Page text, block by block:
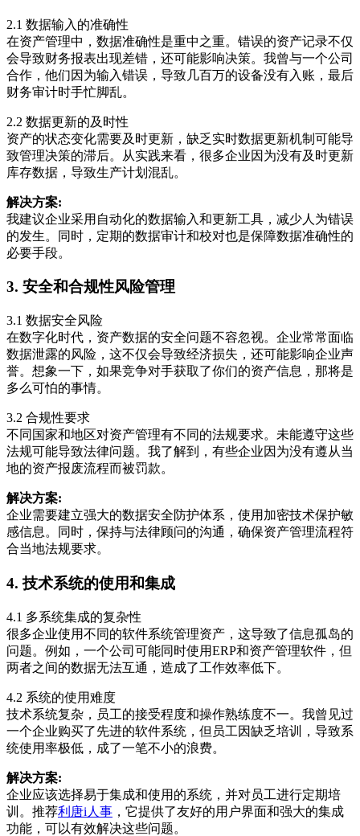
2.1 数据输入的准确性
在资产管理中，数据准确性是重中之重。错误的资产记录不仅
会导致财务报表出现差错，还可能影响决策。我曾与一个公司
合作，他们因为输入错误，导致几百万的设备没有入账，最后
财务审计时手忙脚乱。
2.2 数据更新的及时性
资产的状态变化需要及时更新，缺乏实时数据更新机制可能导
致管理决策的滞后。从实践来看，很多企业因为没有及时更新
库存数据，导致生产计划混乱。
解决方案:
我建议企业采用自动化的数据输入和更新工具，减少人为错误
的发生。同时，定期的数据审计和校对也是保障数据准确性的
必要手段。
3. 安全和合规性风险管理
3.1 数据安全风险
在数字化时代，资产数据的安全问题不容忽视。企业常常面临
数据泄露的风险，这不仅会导致经济损失，还可能影响企业声
誉。想象一下，如果竞争对手获取了你们的资产信息，那将是
多么可怕的事情。
3.2 合规性要求
不同国家和地区对资产管理有不同的法规要求。未能遵守这些
法规可能导致法律问题。我了解到，有些企业因为没有遵从当
地的资产报废流程而被罚款。
解决方案:
企业需要建立强大的数据安全防护体系，使用加密技术保护敏
感信息。同时，保持与法律顾问的沟通，确保资产管理流程符
合当地法规要求。
4. 技术系统的使用和集成
4.1 多系统集成的复杂性
很多企业使用不同的软件系统管理资产，这导致了信息孤岛的
问题。例如，一个公司可能同时使用ERP和资产管理软件，但
两者之间的数据无法互通，造成了工作效率低下。
4.2 系统的使用难度
技术系统复杂，员工的接受程度和操作熟练度不一。我曾见过
一个企业购买了先进的软件系统，但员工因缺乏培训，导致系
统使用率极低，成了一笔不小的浪费。
解决方案:
企业应该选择易于集成和使用的系统，并对员工进行定期培
训。推荐利唐i人事 ，它提供了友好的用户界面和强大的集成
功能，可以有效解决这些问题。